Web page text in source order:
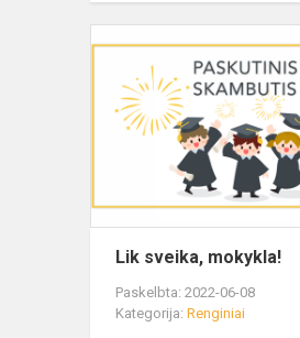
Lik sveika, mokykla!
Paskelbta: 2022-06-08
Kategorija: Renginiai